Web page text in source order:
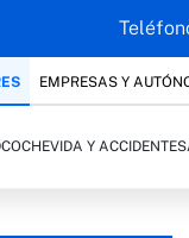
EMPRESAS Y
COCHEVIDA Y ACCIDENTES